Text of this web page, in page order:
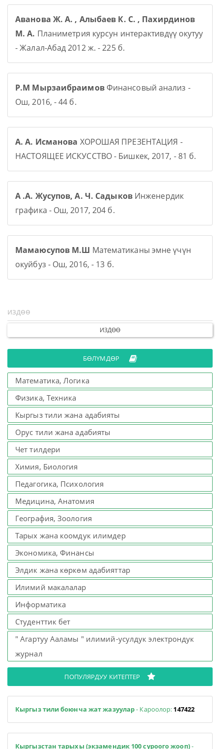
Аванова Ж. А. , Алыбаев К. С. , Пахирдинов
М. А. Планиметрия курсун интерактивдүү окутуу
- Жалал-Абад 2012 ж. - 225 б.
Р.М МырзаибраимовФинансовый анализ -
Ош, 2016, - 44 б.
А. А. Исманова ХОРОШАЯ ПРЕЗЕНТАЦИЯ -
НАСТОЯЩЕЕ ИСКУССТВО - Бишкек, 2017, - 81 б.
А .А. Жусупов, А. Ч. Садыков Инженердик
графика - Ош, 2017, 204 б.
Мамаюсупов М.Ш Математиканы эмне үчүн
окуйбуз - Ош, 2016, - 13 б.
ИЗДӨӨ
БӨЛҮМДӨР
Математика, Логика
Физика, Техника
Кыргыз тили жана адабияты
Орус тили жана адабияты
Чет тилдери
Химия, Биология
Педагогика, Психология
Медицина, Анатомия
География, Зоология
Тарых жана коомдук илимдер
Экономика, Финансы
Элдик жана көркөм адабияттар
Илимий макалалар
Информатика
Студенттик бет
" Агартуу Ааламы " илимий-усулдук электрондук
журнал
ПОПУЛЯРДУУ КИТЕПТЕР
Кыргыз тили боюнча жат жазуулар- Кароолор: 147422
Кыргызстан тарыхы (экзамендик 100 суроого жооп)-